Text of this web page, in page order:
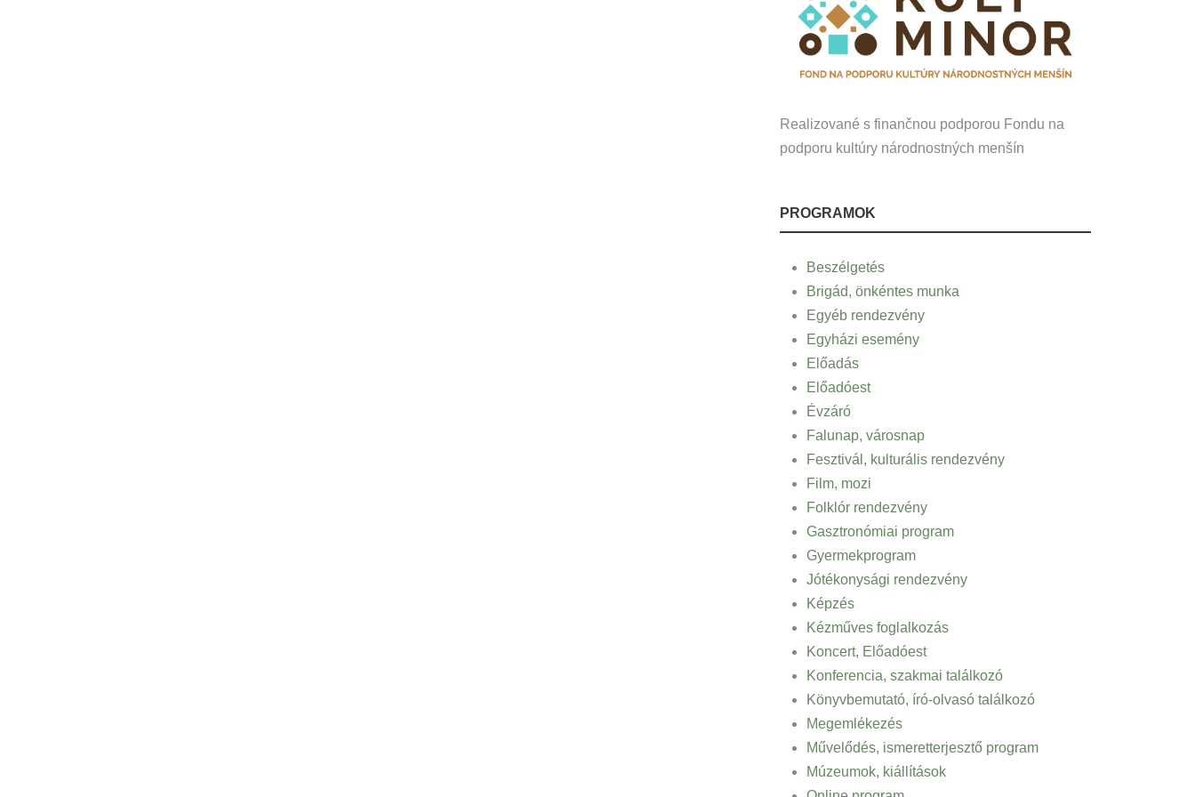
Realizované s finančnou podporou Fondu na
podporu kultúry národnostných menšín
PROGRAMOK
Beszélgetés
Brigád, önkéntes munka
Egyéb rendezvény
Egyházi esemény
Előadás
Előadóest
Évzáró
Falunap, városnap
Fesztivál, kulturális rendezvény
Film, mozi
Folklór rendezvény
Gasztronómiai program
Gyermekprogram
Jótékonysági rendezvény
Képzés
Kézműves foglalkozás
Koncert, Előadóest
Konferencia, szakmai találkozó
Könyvbemutató, író-olvasó találkozó
Megemlékezés
Művelődés, ismeretterjesztő program
Múzeumok, kiállítások